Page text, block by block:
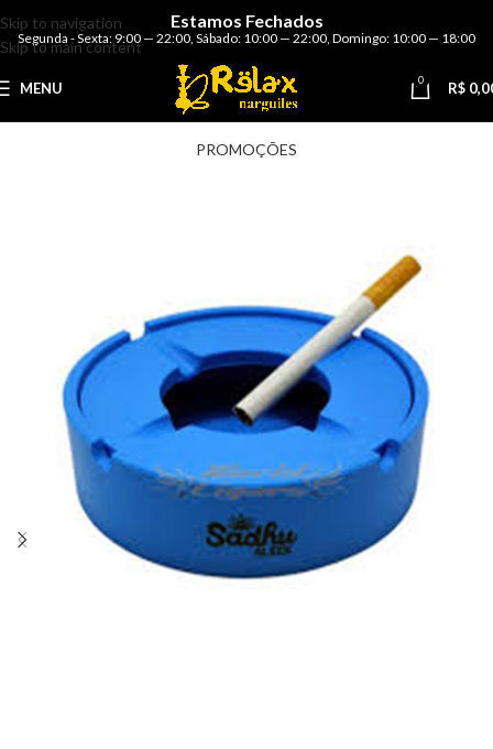
Skip to navigation
Skip to main content
Estamos Fechados
Segunda - Sexta: 9:00 — 22:00 Sábado: 10:00 — 22:00 Domingo: 10:00 — 18:00
MENU 0 R$
PROMOÇÕES